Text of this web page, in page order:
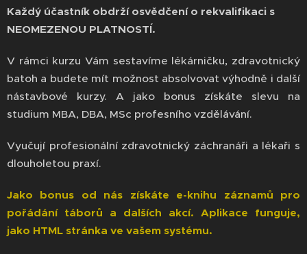
Každý účastník obdrží osvědčení o rekvalifikaci s
NEOMEZENOU PLATNOSTÍ.
V rámci kurzu Vám sestavíme lékárničku, zdravotnický
batoh a budete mít možnost absolvovat výhodně i další
nástavbové kurzy. A jako bonus získáte slevu na
studium MBA, DBA, MSc profesního vzdělávání.
Vyučují profesionální zdravotnický záchranáři a lékaři s
dlouholetou praxí.
Jako bonus od nás získáte e-knihu záznamů pro
pořádání táborů a dalších akcí. Aplikace funguje,
jako HTML stránka ve vašem systému.